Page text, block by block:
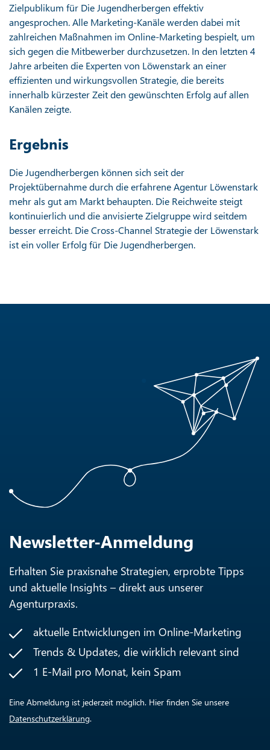
Zielpublikum für Die Jugendherbergen effektiv
angesprochen. Alle Marketing-Kanäle werden dabei mit
zahlreichen Maßnahmen im Online-Marketing bespielt, um
sich gegen die Mitbewerber durchzusetzen. In den letzten 4
Jahre arbeiten die Experten von Löwenstark an einer
effizienten und wirkungsvollen Strategie, die bereits
innerhalb kürzester Zeit den gewünschten Erfolg auf allen
Kanälen zeigte.
Ergebnis
Die Jugendherbergen können sich seit der
Projektübernahme durch die erfahrene Agentur Löwenstark
mehr als gut am Markt behaupten. Die Reichweite steigt
kontinuierlich und die anvisierte Zielgruppe wird seitdem
besser erreicht. Die Cross-Channel Strategie der Löwenstark
ist ein voller Erfolg für Die Jugendherbergen.
Newsletter-Anmeldung
Erhalten Sie praxisnahe Strategien, erprobte Tipps
und aktuelle Insights – direkt aus unserer
Agenturpraxis.
aktuelle Entwicklungen im Online-Marketing
Trends & Updates, die wirklich relevant sind
1 E-Mail pro Monat, kein Spam
Eine Abmeldung ist jederzeit möglich. Hier finden Sie unsere
Datenschutzerklärung.